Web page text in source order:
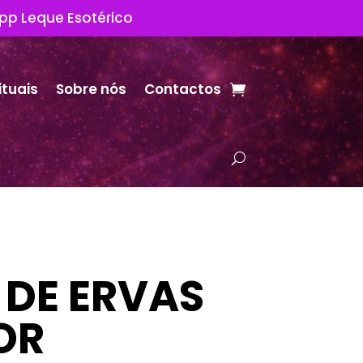
Leque Esotérico
Sobre nós Contactos
ERVAS